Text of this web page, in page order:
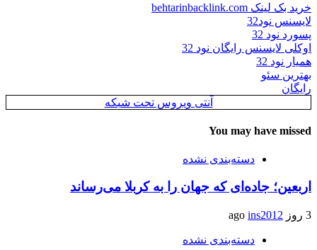
خرید بک لینک behtarinbacklink.com
لایسنس نود32
پسورد نود 32
اوکلی لایسنس رایگان نود 32
همیار نود 32
بهترین سئو
رایگان
آنتی ویروس تحت شبکه
You may have missed
دسته‌بندی نشده
اربعین؛ جاده‌ای که جهان را به کربلا می‌رساند
3 روز ago ins2012
دسته‌بندی نشده